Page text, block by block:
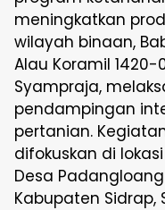
meningkatkan
wilayah binaan,
Alau Koramil 1420-
Syampraja,
pendampingan
pertanian.
difokuskan di
Desa
Kabupaten Sidrap,